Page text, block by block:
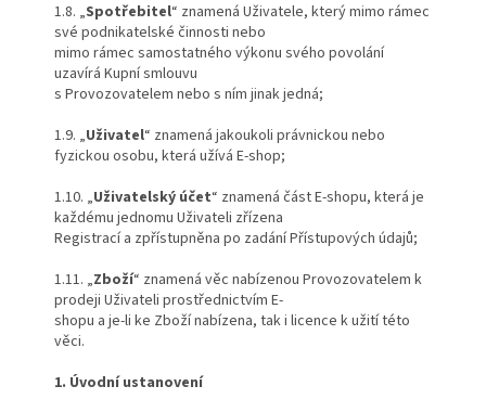
1.8. „Spotřebitel“ znamená Uživatele, který mimo rámec
své podnikatelské činnosti nebo
mimo rámec samostatného výkonu svého povolání
uzavírá Kupní smlouvu
s Provozovatelem nebo s ním jinak jedná;
1.9. „Uživatel“ znamená jakoukoli právnickou nebo
fyzickou osobu, která užívá E-shop;
1.10. „Uživatelský účet“ znamená část E-shopu, která je
každému jednomu Uživateli zřízena
Registrací a zpřístupněna po zadání Přístupových údajů;
1.11. „Zboží“ znamená věc nabízenou Provozovatelem k
prodeji Uživateli prostřednictvím E-
shopu a je-li ke Zboží nabízena, tak i licence k užití této
věci.
1. Úvodní ustanovení